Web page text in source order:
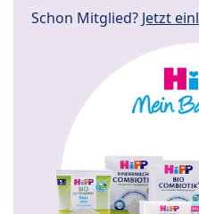
Schon Mitglied? Jetzt